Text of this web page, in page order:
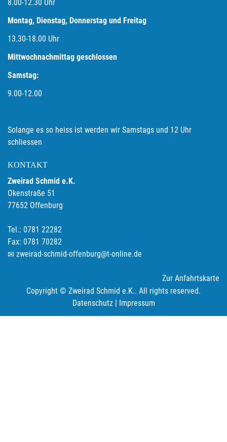
8.00-12.30 Uhr
Montag, Dienstag, Donnerstag und Freitag
13.30-18.00 Uhr
Mittwochnachmittag geschlossen
Samstag:
9.00-12.00
Solange es so heiss ist werden wir Samstags und 12 Uhr
schliessen
KONTAKT
Zweirad Schmid e.K.
Okenstraße 51
77652 Offenburg
Tel.: 0781 22282
Fax: 0781 70282
zweirad-schmid-offenburg@t-online.de
Zur Anfahrtskarte
Copyright © Zweirad Schmid e.K.. All rights reserved.
Datenschutz| Impressum